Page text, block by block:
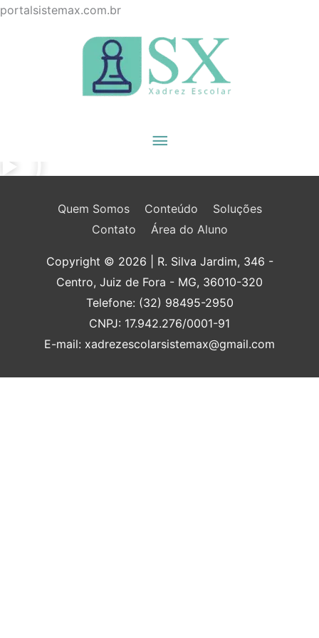
portalsistemax.com.brIr
o
conteúdo
Menu
principal
Quem Somos Conteúdo
Soluções
Contato
Área do Aluno
Copyright © 2026
| R. Silva Jardim, 346 -
Centro, Juiz de Fora - MG, 36010-320
Telefone: (32) 98495-2950
CNPJ: 17.942.276/0001-91
E-mail: xadrezescolarsistemax@gmail.com